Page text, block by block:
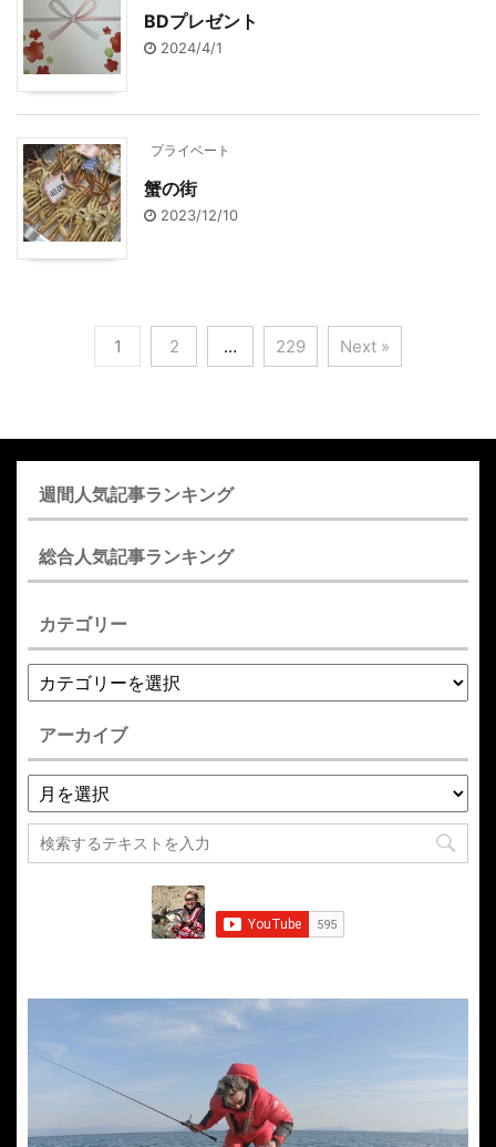
BDプレゼント
2024/4/1
プライベート
蟹の街
2023/12/10
1 2 … 229 Next »
週間人気記事ランキング
総合人気記事ランキング
カテゴリー
アーカイブ